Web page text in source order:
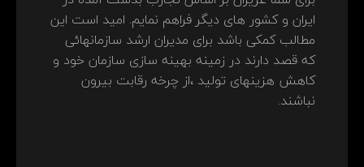
ایران و کشور های دیگر فراهم نمایم. امید است این
مطالب کمکی باشد برای مدیران ارشد سازمانهائی
که قصد دارند در زمینه بهینه سازی سازمان خود و
کاهش هزینهای تولید ،از چرخه رقابت بیرون
نباشند.